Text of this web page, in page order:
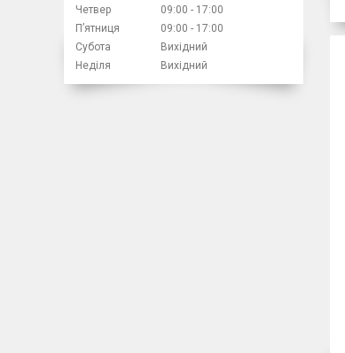
Четвер
09:00
17:00
Пʼятниця
09:00
17:00
Субота
Вихідний
Неділя
Вихідний